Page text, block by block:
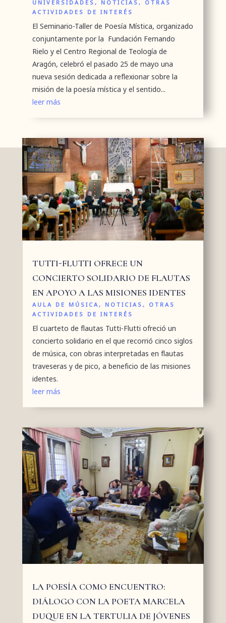
UNIVERSIDADES, NOTICIAS, OTRAS
ACTIVIDADES DE INTERÉS
El Seminario-Taller de Poesía Mística, organizado
conjuntamente por la Fundación Fernando
Rielo y el Centro Regional de Teología de
Aragón, celebró el pasado 25 de mayo una
nueva sesión dedicada a reflexionar sobre la
misión de la poesía mística y el sentido...
leer más
TUTTI-FLUTTI OFRECE UN
CONCIERTO SOLIDARIO DE FLAUTAS
EN APOYO A LAS MISIONES IDENTES
AULA DE MÚSICA, NOTICIAS, OTRAS
ACTIVIDADES DE INTERÉS
El cuarteto de flautas Tutti-Flutti ofreció un
concierto solidario en el que recorrió cinco siglos
de música, con obras interpretadas en flautas
traveseras y de pico, a beneficio de las misiones
identes.
leer más
LA POESÍA COMO ENCUENTRO:
DIÁLOGO CON LA POETA MARCELA
DUQUE EN LA TERTULIA DE JÓVENES